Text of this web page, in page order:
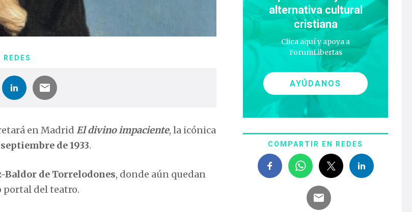
en Madrid El divino impaciente, la icónica
de 1933.
Baldor de Torrelodones, donde aún quedan
portal del teatro.
alternativa cultural
cristiana
Clica aquí y apoya a
ForumLibertas
AYÚDANOS
COMPARTIR EN REDES